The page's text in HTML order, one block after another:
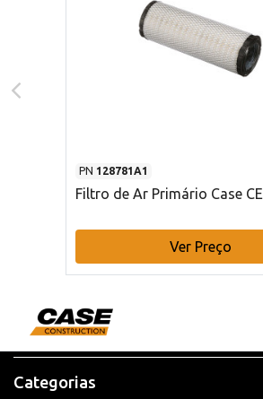
PN 128781A1
Filtro de Ar Primário Case CE
Ver Preço
Categorias